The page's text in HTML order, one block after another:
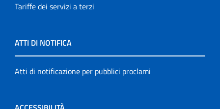
Tariffe dei servizi a terzi
ATTI DI NOTIFICA
Atti di notificazione per pubblici proclami